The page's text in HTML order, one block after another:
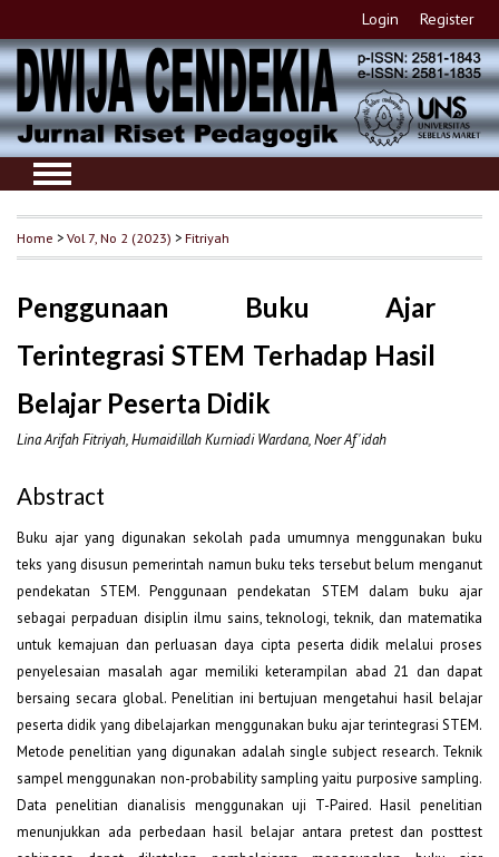
Login Register
Home >Vol 7, No 2 (2023) >Fitriyah
Penggunaan Buku Ajar
Terintegrasi STEM Terhadap Hasil
Belajar Peserta Didik
Lina Arifah Fitriyah, Humaidillah Kurniadi Wardana, Noer Af'idah
Abstract
Buku ajar yang digunakan sekolah pada umumnya menggunakan buku
teks yang disusun pemerintah namun buku teks tersebut belum menganut
pendekatan STEM. Penggunaan pendekatan STEM dalam buku ajar
sebagai perpaduan disiplin ilmu sains, teknologi, teknik, dan matematika
untuk kemajuan dan perluasan daya cipta peserta didik melalui proses
penyelesaian masalah agar memiliki keterampilan abad 21 dan dapat
bersaing secara global. Penelitian ini bertujuan mengetahui hasil belajar
peserta didik yang dibelajarkan menggunakan buku ajar terintegrasi STEM.
Metode penelitian yang digunakan adalah single subject research. Teknik
sampel menggunakan non-probability sampling yaitu purposive sampling.
Data penelitian dianalisis menggunakan uji T-Paired. Hasil penelitian
menunjukkan ada perbedaan hasil belajar antara pretest dan posttest